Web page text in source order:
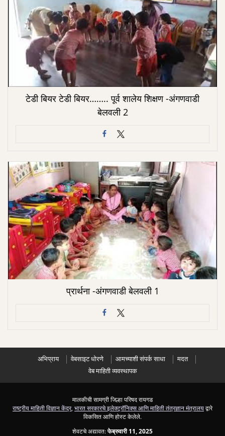
टेडी बियर टेडी बियर…….. पूर्व शालेय शिक्षण -अंगणवाडी
बेलवली 2
प्रार्थना -अंगणवाडी बेलवली 1
अभिप्राय वेबसाइट धोरणे आमच्याशी संपर्क साधा
मदत
वेब माहिती व्यवस्थापक
मालकीची सामग्री जिल्हा परिषद रायगड
राष्ट्रीय माहिती विज्ञान केंद्र, भारत सरकारचे इलेक्ट्रॉनिक्स आणि माहिती तंत्रज्ञान मंत्रालयद्वारे
विकसित आणि होस्ट केलेले.
शेवटचे अद्यावत:फेब्रुवारी 11, 2025